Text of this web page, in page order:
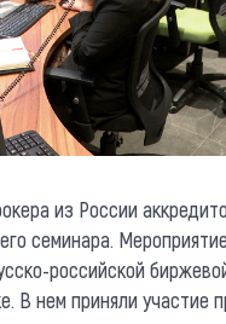
из России
семинара.
российской
В нем приняли участие